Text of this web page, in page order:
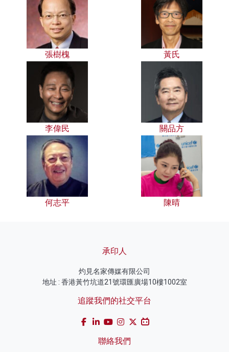
張樹槐 黃氏
李偉民 關品方
何志平 陳晴
承印人
灼見名家傳媒有限公司
地址 : 香港黃竹坑道21號環匯廣場10樓1002室
追蹤我們的社交平台
聯絡我們